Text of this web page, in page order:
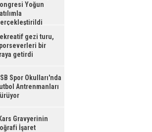
Yoğun
gezi turu,
bir
getirdi
Spor Okulları'nda
Antrenmanları
Gravyerinin
İşaret